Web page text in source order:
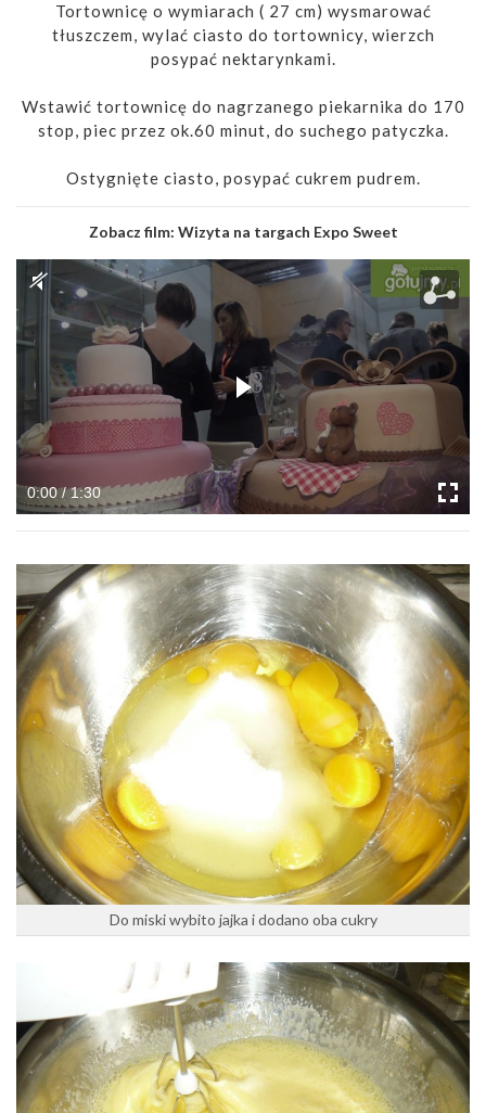
Tortownicę o wymiarach ( 27 cm) wysmarować
tłuszczem, wylać ciasto do tortownicy, wierzch
posypać nektarynkami.
Wstawić tortownicę do nagrzanego piekarnika do 170
stop, piec przez ok.60 minut, do suchego patyczka.
Ostygnięte ciasto, posypać cukrem pudrem.
Zobacz film: Wizyta na targach Expo Sweet
0:00 / 1:30
Do miski wybito jajka i dodano oba cukry